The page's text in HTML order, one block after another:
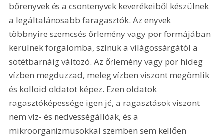
bőrenyvek és a csontenyvek keverékeiből készülnek
a legáltalánosabb faragasztók. Az enyvek
többnyire szemcsés őrlemény vagy por formájában
kerülnek forgalomba, színük a világossárgától a
sötétbarnáig változó. Az őrlemény vagy por hideg
vízben megduzzad, meleg vízben viszont megömlik
és kolloid oldatot képez. Ezen oldatok
ragasztóképessége igen jó, a ragasztások viszont
nem víz- és nedvességállóak, és a
mikroorganizmusokkal szemben sem kellően